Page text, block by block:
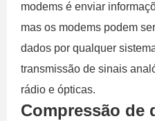
modems é enviar
mas os modems podem
dados por qualquer
transmissão de sinais
rádio e ópticas.
Compressão de